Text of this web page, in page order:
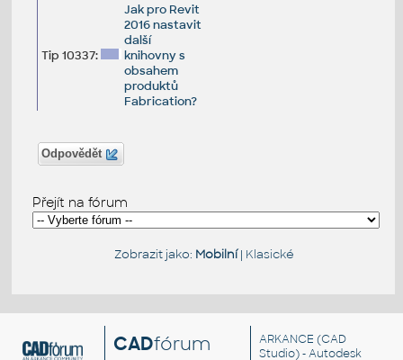
Tip 10337:
Jak pro Revit
2016 nastavit
další
knihovny s
obsahem
produktů
Fabrication?
Odpovědět
Přejít na fórum
Zobrazit jako: Mobilní| Klasické
CADfórum ARKANCE (CAD
Studio) - Autodesk